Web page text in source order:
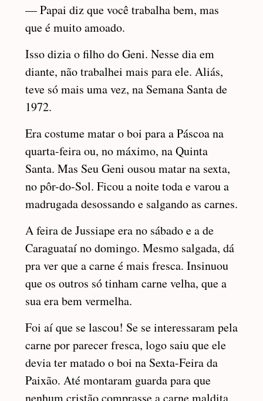
— Papai diz que você trabalha bem, mas
que é muito amoado.
Isso dizia o filho do Geni. Nesse dia em
diante, não trabalhei mais para ele. Aliás,
teve só mais uma vez, na Semana Santa de
1972.
Era costume matar o boi para a Páscoa na
quarta-feira ou, no máximo, na Quinta
Santa. Mas Seu Geni ousou matar na sexta,
no pôr-do-Sol. Ficou a noite toda e varou a
madrugada desossando e salgando as carnes.
A feira de Jussiape era no sábado e a de
Caraguataí no domingo. Mesmo salgada, dá
pra ver que a carne é mais fresca. Insinuou
que os outros só tinham carne velha, que a
sua era bem vermelha.
Foi aí que se lascou! Se se interessaram pela
carne por parecer fresca, logo saiu que ele
devia ter matado o boi na Sexta-Feira da
Paixão. Até montaram guarda para que